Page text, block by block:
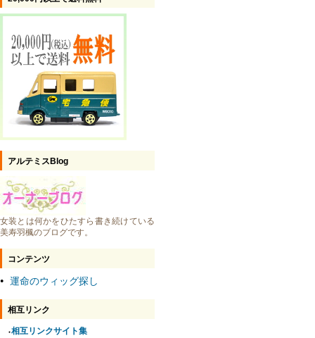
アルテミスBlog
女装とは何かをひたすら書き続けている
美寿羽楓のブログです。
コンテンツ
● 運命のウィッグ探し
相互リンク
●相互リンクサイト集